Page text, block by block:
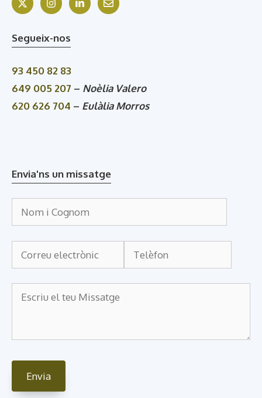
Segueix-nos
93 450 82 83
649 005 207 – Noèlia Valero
620 626 704 – Eulàlia Morros
Envia'ns un missatge